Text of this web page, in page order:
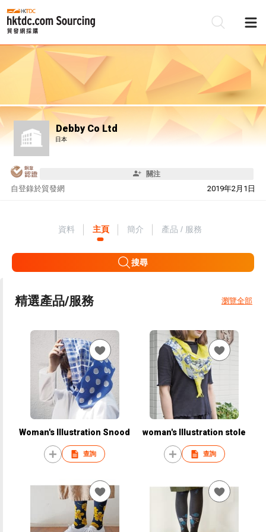
Debby Co Ltd
日本
關注
自 2019年2月1日
登錄於貿發網
資料 主頁 簡介 產品 / 服務
搜尋
精選產品/服務 瀏覽全部
Woman's Illustration Snood
查詢
woman's Illustration stole
查詢